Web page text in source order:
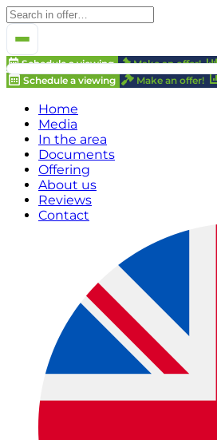
Schedule a viewing Make an offer!
Schedule a viewing
Make an offer!
Home
Media
In the area
Documents
Offering
About us
Reviews
Contact